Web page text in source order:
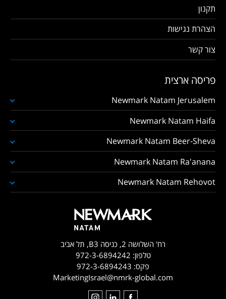
תקנון
הצהרת נגישות
צור קשר
פריסה ארצית
Newmark Natam Jerusalem
Newmark Natam Haifa
Newmark Natam Beer-Sheva
Newmark Natam Ra'anana
Newmark Natam Rehovot
רח' השלושה 2, כניסה B3, תל אביב
טלפון: 972-3-6894242
פקס: 972-3-6894243
MarketingIsrael@nmrk-global.com